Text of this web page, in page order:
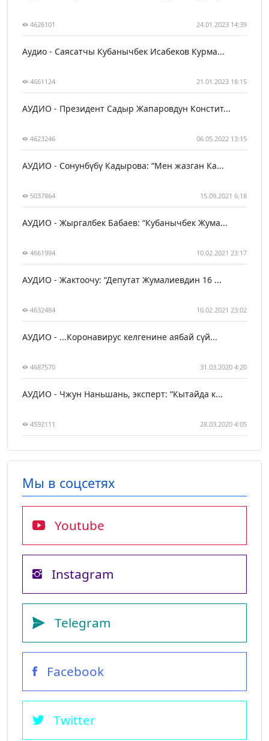
4626101 24.01.2023 14:39
Аудио - Саясатчы Кубанычбек Исабеков Курма...
4661124 21.01.2023 18:15
АУДИО - Президент Садыр Жапаровдун Констит...
4623246 06.05.2022 13:15
АУДИО - Сонунбүбү Кадырова: “Мен жазган Ка...
5037864 15.09.2021 6:18
АУДИО - Жыргалбек Бабаев: “Кубанычбек Жума...
4661994 10.02.2021 23:17
АУДИО - Жактоочу: “Депутат Жумалиевдин 16 ...
4632484 10.02.2021 23:02
АУДИО - ...Коронавирус келгенине аябай сүй...
4687570 31.03.2020 4:20
АУДИО - Чжун Наньшань, эксперт: “Кытайда к...
4592111 28.03.2020 4:05
Мы в соцсетях
Youtube
Instagram
Telegram
Facebook
Twitter